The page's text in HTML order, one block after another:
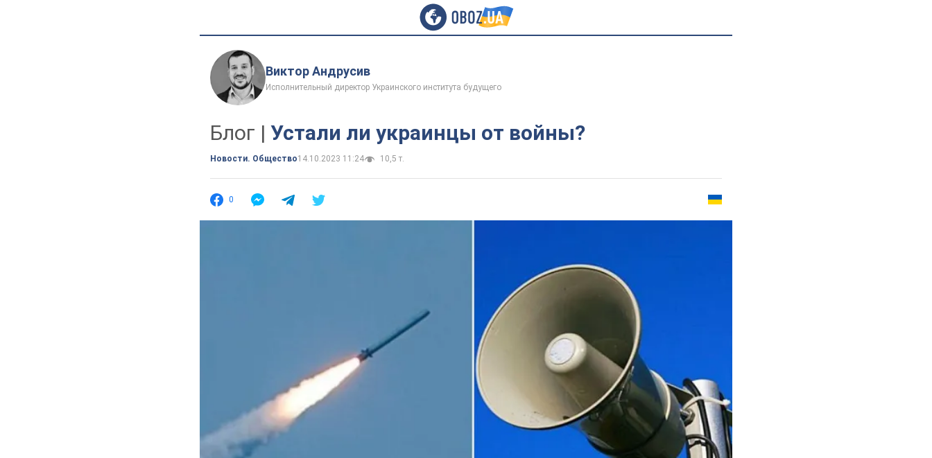
Виктор Андрусив
Исполнительный директор Украинского института будущего
Блог | Устали ли украинцы от войны?
Новости. Общество14.10.2023 11:24 10,5 т.
0